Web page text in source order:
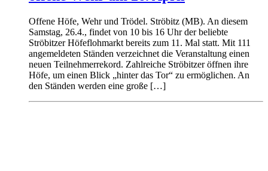
Offene Höfe, Wehr und Trödel. Ströbitz (MB). An diesem
Samstag, 26.4., findet von 10 bis 16 Uhr der beliebte
Ströbitzer Höfeflohmarkt bereits zum 11. Mal statt. Mit 111
angemeldeten Ständen verzeichnet die Veranstaltung einen
neuen Teilnehmerrekord. Zahlreiche Ströbitzer öffnen ihre
Höfe, um einen Blick „hinter das Tor“ zu ermöglichen. An
den Ständen werden eine große […]